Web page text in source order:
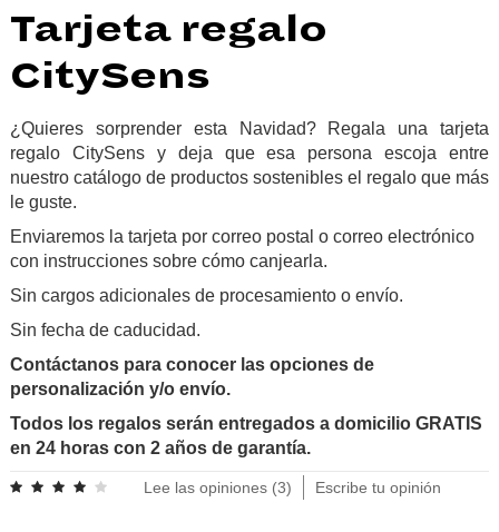
Tarjeta regalo
CitySens
¿Quieres sorprender esta Navidad? Regala una tarjeta
regalo CitySens y deja que esa persona escoja entre
nuestro catálogo de productos sostenibles el regalo que más
le guste.
Enviaremos la tarjeta por correo postal o correo electrónico
con instrucciones sobre cómo canjearla.
Sin cargos adicionales de procesamiento o envío.
Sin fecha de caducidad.
Contáctanos para conocer las opciones de
personalización y/o envío.
Todos los regalos serán entregados a domicilio GRATIS
en 24 horas con 2 años de garantía.
Lee las opiniones (3) Escribe tu opinión